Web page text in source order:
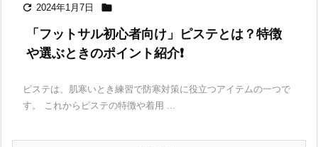
 2024年1月7日 
「フットサル初心者向け」ピステとは？特徴
や選ぶときのポイント紹介❗️
ピステは、肌寒いとき練習で防寒対策に役立つアイテムの一つで
す。 これからピステの特徴や着用 ...